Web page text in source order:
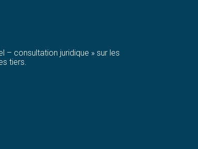
– consultation juridique » sur les
tiers.